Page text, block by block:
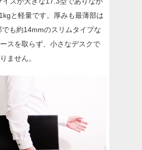
と軽量です。厚みも最薄部は
も約14mmのスリムタイプな
スを取らず、小さなデスクで
ません。